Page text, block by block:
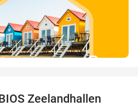
Zeelandhallen